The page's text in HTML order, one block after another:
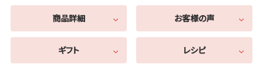
商品詳細 お客様の声
ギフト レシピ